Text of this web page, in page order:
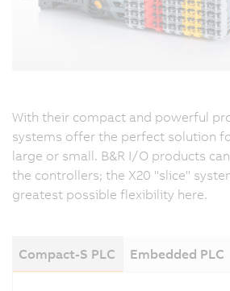
With their compact and powerful
systems offer the perfect solution
large or small. B&R I/O products
the controllers; the X20 "slice"
greatest possible flexibility here.
Compact-S PLC Embedded PLC